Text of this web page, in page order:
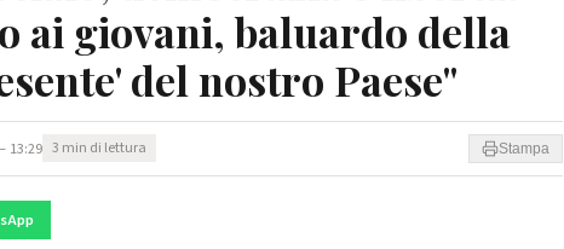
ai giovani, baluardo della
del nostro Paese"
13:29 3 min di lettura Stampa